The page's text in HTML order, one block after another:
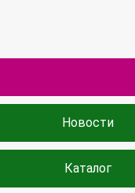
Новости
Каталог